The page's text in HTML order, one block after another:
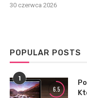
30 czerwca 2026
POPULAR POSTS
1
6.5